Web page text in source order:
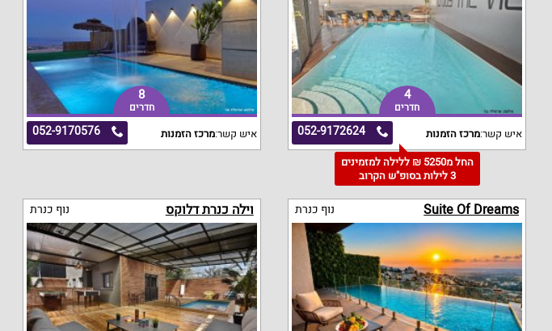
4
חדרים
052-9172624 איש קשר:מרכז הזמנות
החל מ5250 ₪ ללילה למזמינים
3 לילות בסופ"ש הקרוב
8
חדרים
052-9170576 איש קשר:מרכז הזמנות
Suite Of Dreams נוף כנרת וילה כנרת דלוקס נוף כנרת